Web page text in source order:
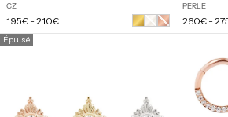
CZ
Prix
régulier
195€ - 210€
Or
blanc
Or
rose
PERLE
Prix
régulier
260€ -
Épuisé